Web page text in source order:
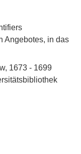
Angebotes, in das
1673 - 1699